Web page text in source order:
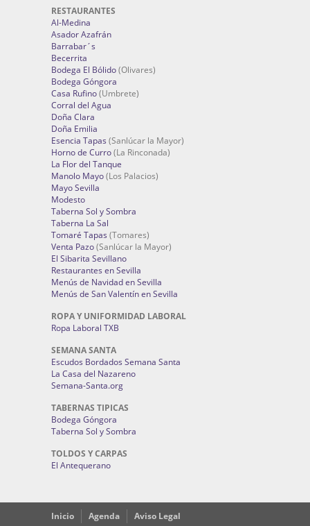
RESTAURANTES
Al-Medina
Asador Azafrán
Barrabar´s
Becerrita
Bodega El Bólido(Olivares)
Bodega Góngora
Casa Rufino(Umbrete)
Corral del Agua
Doña Clara
Doña Emilia
Esencia Tapas (Sanlúcar la Mayor)
Horno de Curro(La Rinconada)
La Flor del Tanque
Manolo Mayo(Los Palacios)
Mayo Sevilla
Modesto
Taberna Sol y Sombra
Taberna La Sal
Tomaré Tapas (Tomares)
Venta Pazo(Sanlúcar la Mayor)
El Sibarita Sevillano
Restaurantes en Sevilla
Menús de Navidad en Sevilla
Menús de San Valentín en Sevilla
ROPA Y UNIFORMIDAD LABORAL
Ropa Laboral TXB
SEMANA SANTA
Escudos Bordados Semana Santa
La Casa del Nazareno
Semana-Santa.org
TABERNAS TIPICAS
Bodega Góngora
Taberna Sol y Sombra
TOLDOS Y CARPAS
El Antequerano
Inicio Agenda Aviso Legal